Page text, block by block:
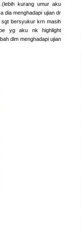
kurang umur aku
dia menghadapi ujian dr
sgt bersyukur krn masih
yg aku nk highlight
dlm menghadapi ujian